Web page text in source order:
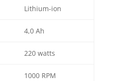
Lithium-ion
4,0 Ah
220 watts
1000 RPM